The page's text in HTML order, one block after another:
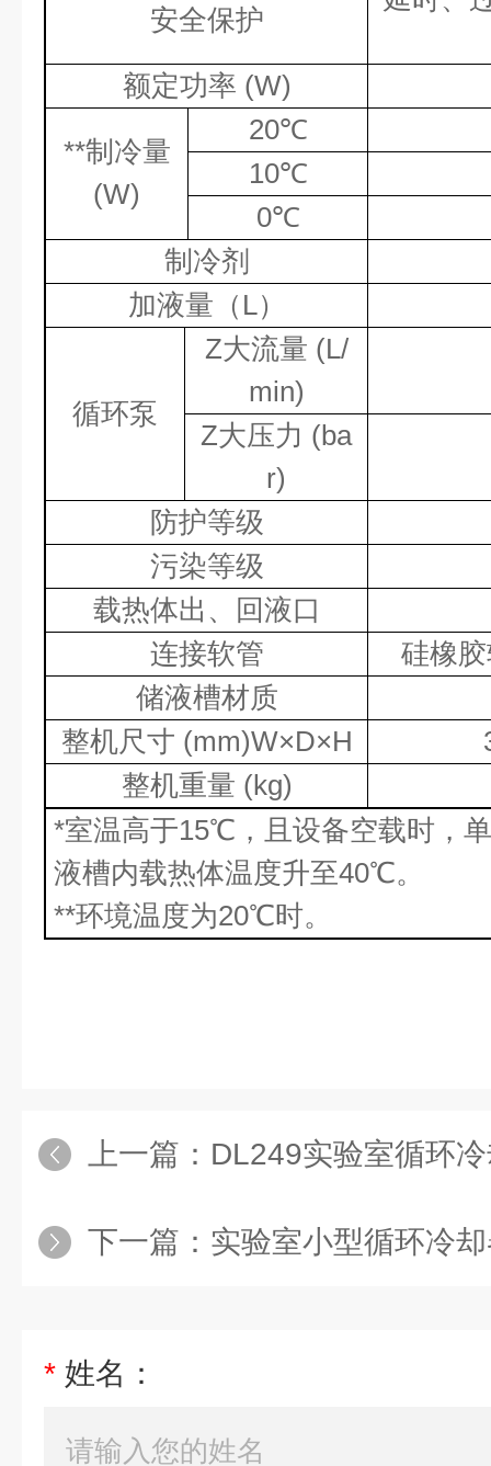
安全保护
额定功率 (W)
**制冷量
(W)
20℃
10℃
0℃
制冷剂
加液量（ L）
循环泵
Z大流量 (L/
min)
Z大压力 (ba
r)
防护等级
污染等级
载热体出、回液口
连接软管
硅橡
储液槽材质
整机尺寸 (mm)W×D×H
整机重量 (kg)
*室温高于15℃，且设备空载时，
液槽内载热体温度升至40℃。
**环境温度为20℃时。
上一篇： DL249实验室循环
下一篇： 实验室小型循环冷
* 姓名：